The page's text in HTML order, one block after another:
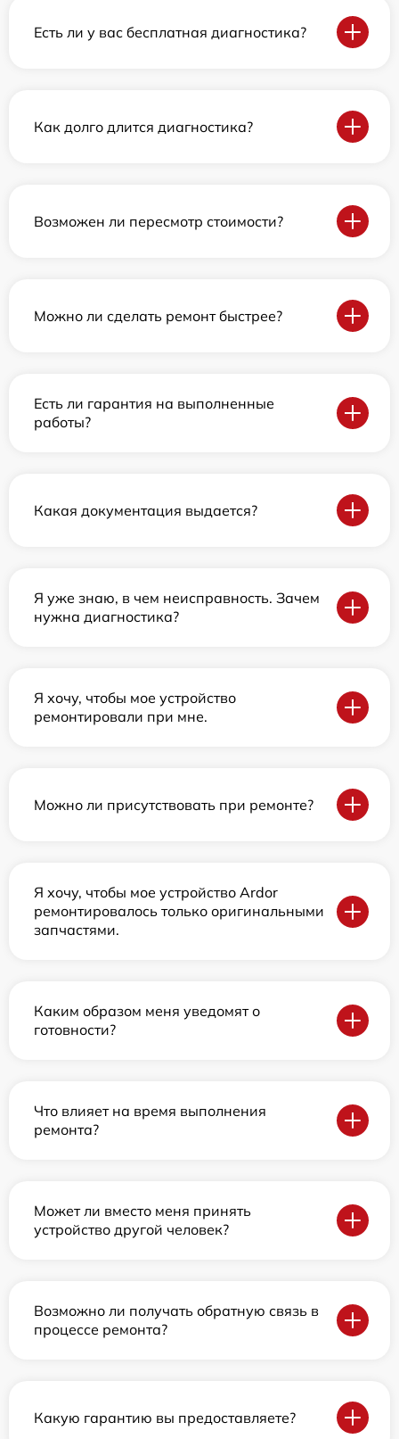
Есть ли у вас бесплатная диагностика?
Как долго длится диагностика?
Возможен ли пересмотр стоимости?
Можно ли сделать ремонт быстрее?
Есть ли гарантия на выполненные
работы?
Какая документация выдается?
Я уже знаю, в чем неисправность. Зачем
нужна диагностика?
Я хочу, чтобы мое устройство
ремонтировали при мне.
Можно ли присутствовать при ремонте?
Я хочу, чтобы мое устройство Ardor
ремонтировалось только оригинальными
запчастями.
Каким образом меня уведомят о
готовности?
Что влияет на время выполнения
ремонта?
Может ли вместо меня принять
устройство другой человек?
Возможно ли получать обратную связь в
процессе ремонта?
Какую гарантию вы предоставляете?